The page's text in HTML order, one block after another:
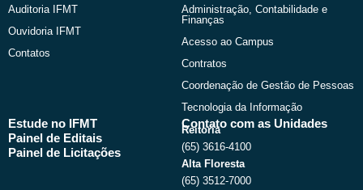
Auditoria IFMT
Ouvidoria IFMT
Contatos
Administração, Contabilidade e
Finanças
Acesso ao Campus
Contratos
Coordenação de Gestão de Pessoas
Tecnologia da Informação
Estude no IFMT
Painel de Editais
Painel de Licitações
Contato com as Unidades
Reitoria
(65) 3616-4100
Alta Floresta
(65) 3512-7000